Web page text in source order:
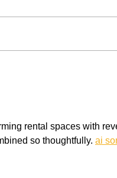
rental spaces with
so thoughtfully. ai